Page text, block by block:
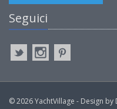
Seguici
© 2026 YachtVillage - Design by